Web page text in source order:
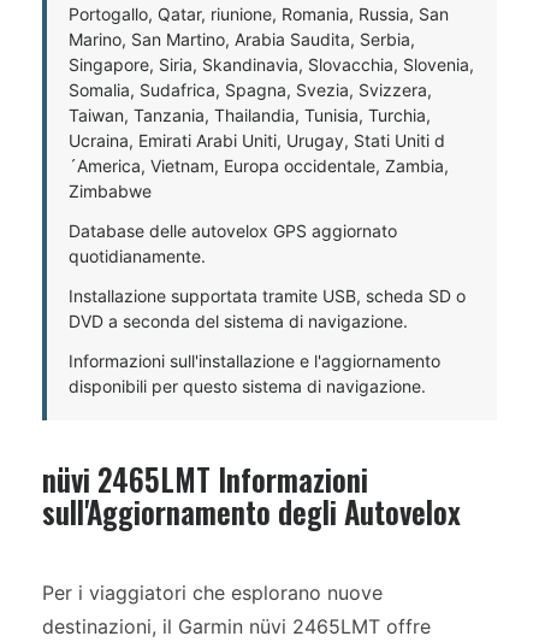
Portogallo, Qatar, riunione, Romania, Russia, San
Marino, San Martino, Arabia Saudita, Serbia,
Singapore, Siria, Skandinavia, Slovacchia, Slovenia,
Somalia, Sudafrica, Spagna, Svezia, Svizzera,
Taiwan, Tanzania, Thailandia, Tunisia, Turchia,
Ucraina, Emirati Arabi Uniti, Urugay, Stati Uniti d
´America, Vietnam, Europa occidentale, Zambia,
Zimbabwe
Database delle autovelox GPS aggiornato
quotidianamente.
Installazione supportata tramite USB, scheda SD o
DVD a seconda del sistema di navigazione.
Informazioni sull'installazione e l'aggiornamento
disponibili per questo sistema di navigazione.
nüvi 2465LMT Informazioni
sull'Aggiornamento degli Autovelox
Per i viaggiatori che esplorano nuove
destinazioni, il Garmin nüvi 2465LMT offre